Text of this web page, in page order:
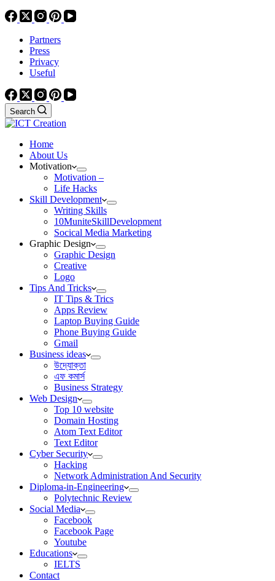
Partners
Press
Privacy
Useful
Search
Home
About Us
Motivation
Motivation –
Life Hacks
Skill Development
Writing Skills
10MuniteSkillDevelopment
Socical Media Marketing
Graphic Design
Graphic Design
Creative
Logo
Tips And Tricks
IT Tips & Trics
Apps Review
Laptop Buying Guide
Phone Buying Guide
Gmail
Business ideas
উদ্যোক্তা
এফ কমার্স
Business Strategy
Web Design
Top 10 website
Domain Hosting
Atom Text Editor
Text Editor
Cyber Security
Hacking
Network Administration And Security
Diploma-in-Engineering
Polytechnic Review
Social Media
Facebook
Facebook Page
Youtube
Educations
IELTS
Contact